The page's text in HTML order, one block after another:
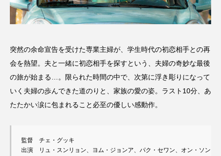
突然の余命宣告を受けた専業主婦が、学生時代の初恋相手との再
会を熱望。夫と一緒に初恋相手を探すという、夫婦の奇妙な最後
の旅が始まる…。限られた時間の中で、次第に浮き彫りになって
いく夫婦の歩んできた道のりと、家族の愛の姿。ラスト10分、あ
たたかい涙に包まれること必至の優しい感動作。
監督　チェ・グッキ
出演　リュ・スンリョン、ヨム・ジョンア、パク・セワン、オン・ソンウ